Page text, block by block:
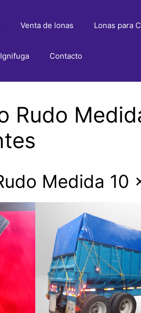
Venta de lonas Lonas para
Contacto
Rudo
Medida